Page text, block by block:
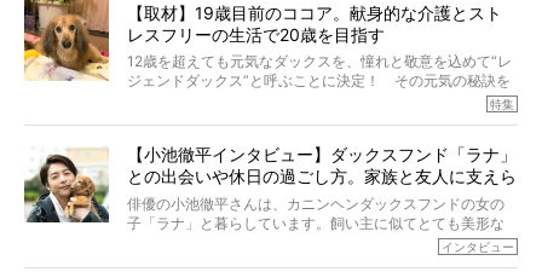
代の犬の食事は“ある重要な栄養”が不足しがちになっている
というのです。
それを効率よくおぎなってくれるのが、コラーゲン！ そ
こでわたしたちは、純度100%の犬用コラーゲンサプリ
『Ta-Ta(タータ)』を作りました！
愛犬家の83％が「健康維持を実感した」と評判のTa-Ta(タ
ータ)。健康維持をめざす、すべてのダックスたちに、どう
か届きますように。
【取材】19歳目前のココア。献身的な介護とスト
レスフリーの生活で20歳を目指す
12歳を超えても元気なダックスを、憧れと敬意を込めて“レ
ジェンドダックス”と呼ぶことに決定！ その元気の秘訣を
オーナーさんに伺うのが、特集『レジェンドダックスの肖
く」というオーナーさんのポリシーのもと、甘やかさずに
育てられ、18歳になるまで定期検査すらしたことがなかっ
たというココアくん。果たしてその長生きの秘訣とは。
特集
【小池徹平インタビュー】ダックスフンド「ラナ」
との出会いや休日の過ごし方。家族と友人に支えら
れてー
俳優の小池徹平さんは、カニンヘンダックスフンドの女の
子「ラナ」と暮らしています。飼い主に似てとても美形な
ラナは、現在８才。小池さんのインスタグラムでは、ラナ
と顔を寄せ合う写真も投稿されていて、ファンからは「ラ
インタビュー